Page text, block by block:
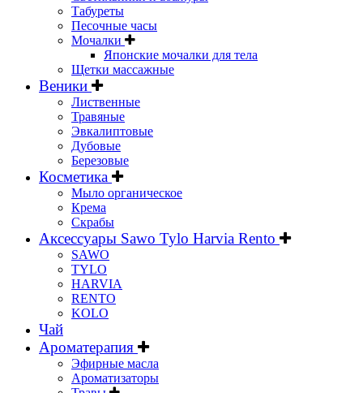
Табуреты
Песочные часы
Мочалки
Японские мочалки для тела
Щетки массажные
Веники
Лиственные
Травяные
Эвкалиптовые
Дубовые
Березовые
Косметика
Мыло органическое
Крема
Скрабы
Аксессуары Sawo Tylo Harvia Rento
SAWO
TYLO
HARVIA
RENTO
KOLO
Чай
Ароматерапия
Эфирные масла
Ароматизаторы